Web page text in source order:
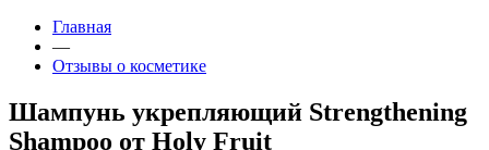
Главная
—
Отзывы о косметике
Шампунь укрепляющий Strengthening
Shampoo от Holy Fruit